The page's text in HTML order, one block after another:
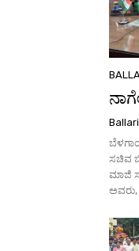
Ballari
ಸಚಿವ
ಮಾಜಿ